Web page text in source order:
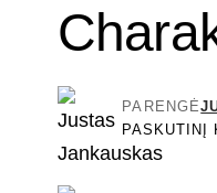
PASKUTINĮ
PARENGĖ